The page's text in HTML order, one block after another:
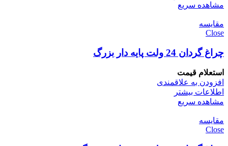
مشاهده سریع
مقایسه
Close
چراغ گردان 24 ولت پایه دار بزرگ
استعلام قیمت
افزودن به علاقمندی
اطلاعات بیشتر
مشاهده سریع
مقایسه
Close